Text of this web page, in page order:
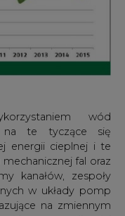
wód
na te tyczące się
energii cieplnej i te
fal oraz
kanałów, zespoły
w układy pomp
na zmiennym